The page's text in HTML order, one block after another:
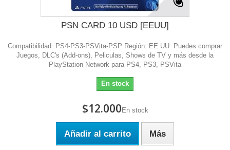
PSN CARD 10 USD [EEUU]
Compatibilidad: PS4-PS3-PSVita-PSP Región: EE.UU. Puedes comprar
Juegos, DLC's (Add-ons), Peliculas, Shows de TV y más desde la
PlayStation Network para PS4, PS3, PSVita
En stock
$12.000 En stock
Añadir al carrito Más